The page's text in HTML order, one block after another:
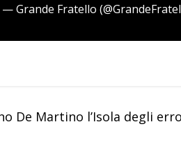
— Grande Fratello
De Martino l’Isola degli